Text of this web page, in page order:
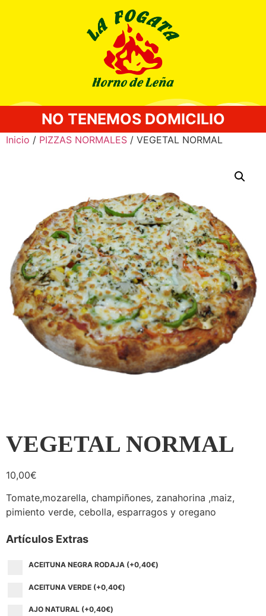
NO TENEMOS DOMICILIO
Inicio / PIZZAS NORMALES / VEGETAL NORMAL
VEGETAL NORMAL
10,00€
Tomate,mozarella, champiñones, zanahorina ,maiz,
pimiento verde, cebolla, esparragos y oregano
Artículos Extras
ACEITUNA NEGRA RODAJA (+0,40€)
ACEITUNA VERDE (+0,40€)
AJO NATURAL (+0,40€)